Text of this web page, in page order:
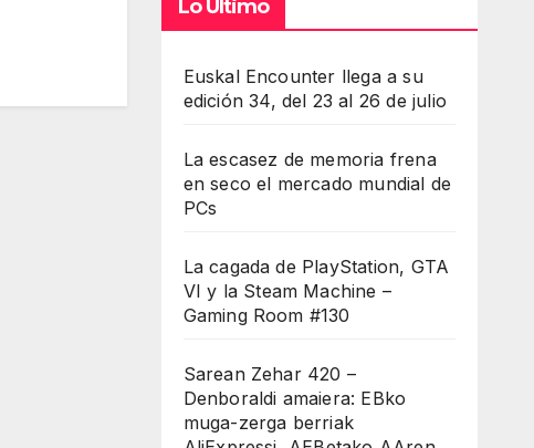
Lo Último
Euskal Encounter llega a su
edición 34, del 23 al 26 de julio
La escasez de memoria frena
en seco el mercado mundial de
PCs
La cagada de PlayStation, GTA
VI y la Steam Machine –
Gaming Room #130
Sarean Zehar 420 –
Denboraldi amaiera: EBko
muga-zerga berriak